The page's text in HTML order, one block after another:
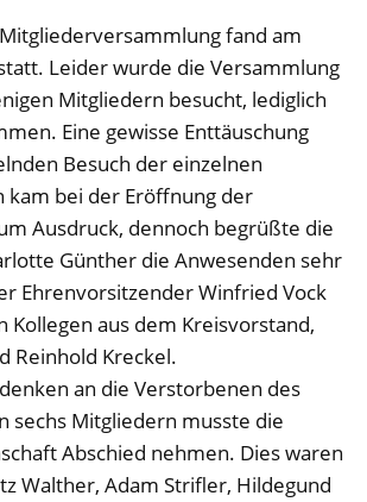
fand am
Leider wurde die Versammlung
Mitgliedern besucht, lediglich
Eine gewisse Enttäuschung
Besuch der einzelnen
kam bei der Eröffnung der
Ausdruck, dennoch begrüßte die
Günther die Anwesenden sehr
Ehrenvorsitzender Winfried Vock
Kollegen aus dem Kreisvorstand,
Reinhold Kreckel.
an die Verstorbenen des
sechs Mitgliedern musste die
Abschied nehmen. Dies waren
Walther, Adam Strifler, Hildegund